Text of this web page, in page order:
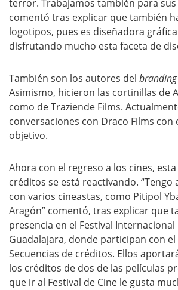
terror. Trabajamos también para sus
comentó tras explicar que también
logotipos, pues es diseñadora
disfrutando mucho esta faceta de
También son los autores del branding
Asimismo, hicieron las cortinillas de
como de Traziende Films.
conversaciones con Draco Films con
objetivo.
Ahora con el regreso a los cines,
créditos se está reactivando.
con varios cineastas, como Pitipol
Aragón” comentó, tras explicar que
presencia en el Festival Internacional
Guadalajara, donde participan con
Secuencias de créditos. Ellos
los créditos de dos de las películas
que ir al Festival de Cine le gusta